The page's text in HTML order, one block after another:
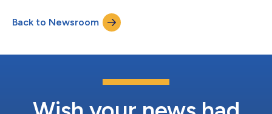
亚太地区提供可扩展、高性能连接服务的战略。 通过此次收购，
Megaport将进驻印度主要城市的七大互联网交换中心：德里、加
尔各答、海德拉巴、金奈、班加罗尔、孟买和浦那，连接40多个
入时间提前了近三年，同时吸纳了一支经验丰富的本地团队，涵盖
供保障。 印度境内的Extreme IX网络将被整合至Megaport的全球
平台，未来数月将分阶段推出Megaport的各类服务，包括云连
Back to Newsroom